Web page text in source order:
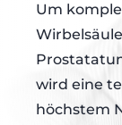
Um
wird eine
höchstem